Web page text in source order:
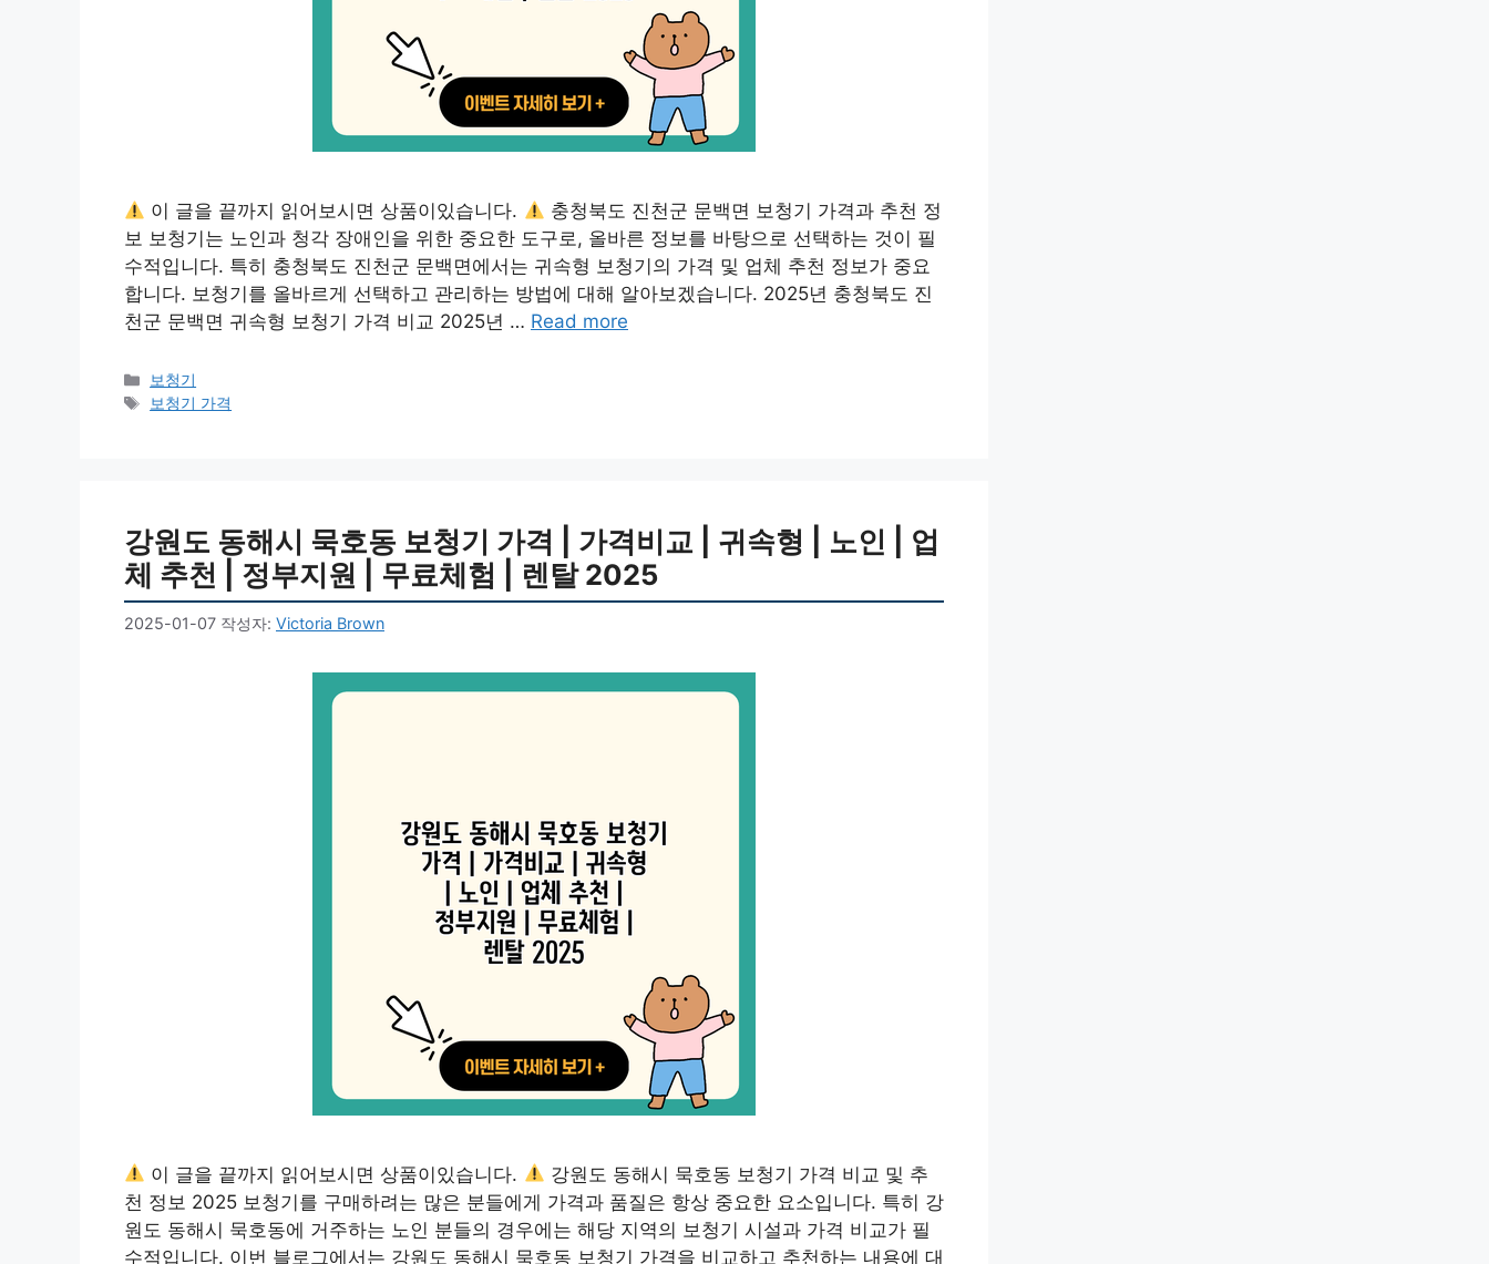
이 글을 끝까지 읽어보시면 상품이있습니다.
충청북도 진천군 문백면 보청기 가격과 추천 정
보 보청기는 노인과 청각 장애인을 위한 중요한 도구로, 올바른 정보를 바탕으로 선택하는 것이 필
수적입니다. 특히 충청북도 진천군 문백면에서는 귀속형 보청기의 가격 및 업체 추천 정보가 중요
합니다. 보청기를 올바르게 선택하고 관리하는 방법에 대해 알아보겠습니다. 2025년 충청북도 진
천군 문백면 귀속형 보청기 가격 비교 2025년 … Read more
카
테
보청기
태
보청기 가격
강원도 동해시 묵호동 보청기 가격 | 가격비교 | 귀속형 | 노인 | 업
체 추천 | 정부지원 | 무료체험 | 렌탈 2025
2025-01-07 작성자: Victoria Brown
이 글을 끝까지 읽어보시면 상품이있습니다.
강원도 동해시 묵호동 보청기 가격 비교 및 추
천 정보 2025 보청기를 구매하려는 많은 분들에게 가격과 품질은 항상 중요한 요소입니다. 특히 강
원도 동해시 묵호동에 거주하는 노인 분들의 경우에는 해당 지역의 보청기 시설과 가격 비교가 필
수적입니다. 이번 블로그에서는 강원도 동해시 묵호동 보청기 가격을 비교하고 추천하는 내용에 대